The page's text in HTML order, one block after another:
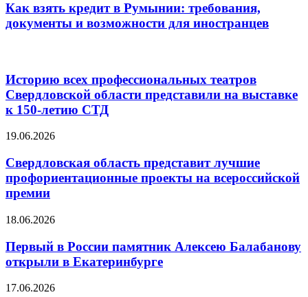
Как взять кредит в Румынии: требования,
документы и возможности для иностранцев
Историю всех профессиональных театров
Свердловской области представили на выставке
к 150-летию СТД
19.06.2026
Свердловская область представит лучшие
профориентационные проекты на всероссийской
премии
18.06.2026
Первый в России памятник Алексею Балабанову
открыли в Екатеринбурге
17.06.2026